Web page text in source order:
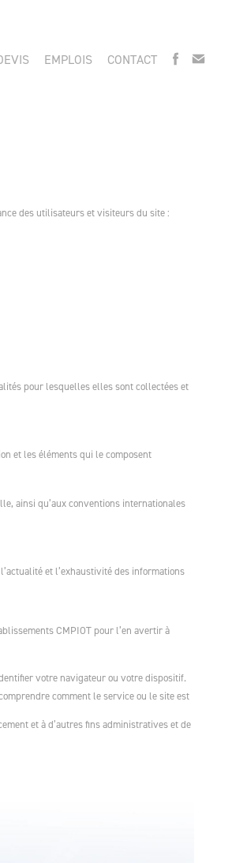
EMPLOIS CONTACT
des utilisateurs et visiteurs du site :
pour lesquelles elles sont collectées et
et les éléments qui le composent
ainsi qu’aux conventions internationales
et l’exhaustivité des informations
CMPIOT pour l’en avertir à
votre navigateur ou votre dispositif.
comment le service ou le site est
et à d’autres fins administratives et de